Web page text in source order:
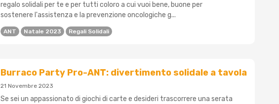
regalo solidali per te e per tutti coloro a cui vuoi bene, buone per
sostenere l'assistenza e la prevenzione oncologiche g...
ANT Natale 2023 Regali Solidali
Burraco Party Pro-ANT: divertimento solidale a tavola
21 Novembre 2023
Se sei un appassionato di giochi di carte e desideri trascorrere una serata